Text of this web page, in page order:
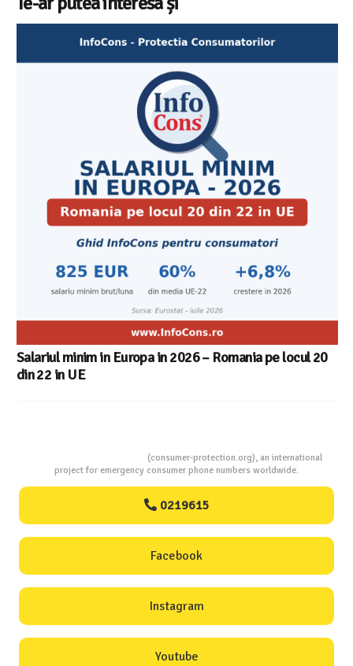
Cele mai bune masini de spalat vase independente cu
Aplicatia InfoCons
(consumer-protection.org), an international
project for emergency consumer phone numbers worldwide.
0219615
Facebook
Instagram
Youtube